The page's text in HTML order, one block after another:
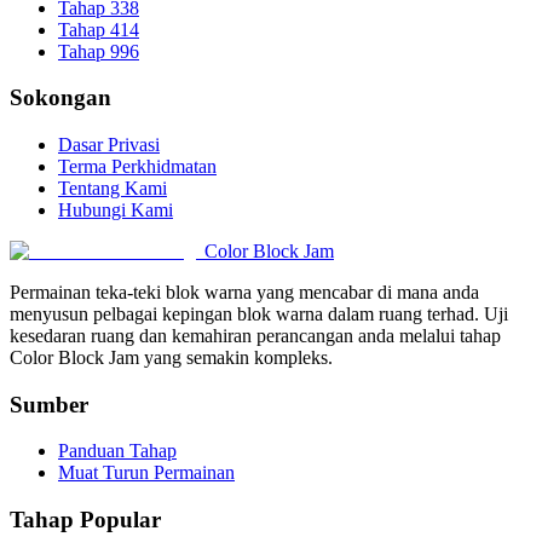
Tahap 338
Tahap 414
Tahap 996
Sokongan
Dasar Privasi
Terma Perkhidmatan
Tentang Kami
Hubungi Kami
Color Block Jam
Permainan teka-teki blok warna yang mencabar di mana anda
menyusun pelbagai kepingan blok warna dalam ruang terhad. Uji
kesedaran ruang dan kemahiran perancangan anda melalui tahap
Color Block Jam yang semakin kompleks.
Sumber
Panduan Tahap
Muat Turun Permainan
Tahap Popular